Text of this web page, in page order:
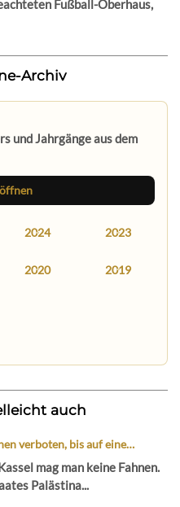
Fußball-Oberhaus,
Archiv
und Jahrgänge aus dem
2024 2023
2020 2019
auch
verboten, bis auf eine…
mag man keine Fahnen.
Palästina...